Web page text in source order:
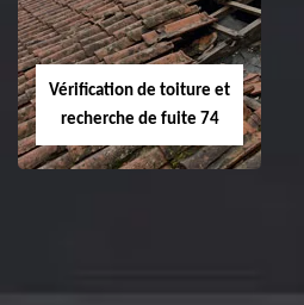
Vérification de toiture et
recherche de fuite 74